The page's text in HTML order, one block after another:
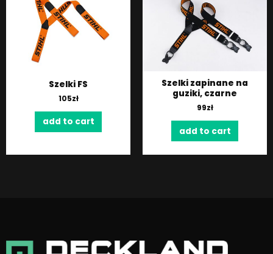
Szelki FS
105zł
add to cart
Szelki zapinane na
guziki, czarne
99zł
add to cart